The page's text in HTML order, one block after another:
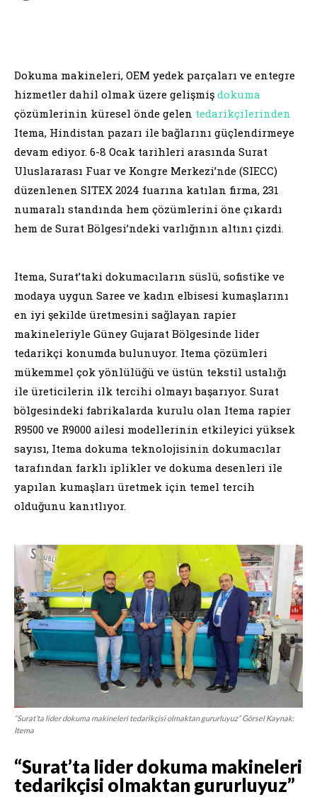
Dokuma makineleri, OEM yedek parçaları ve entegre
hizmetler dahil olmak üzere gelişmiş dokuma
çözümlerinin küresel önde gelen tedarikçilerinden
Itema, Hindistan pazarı ile bağlarını güçlendirmeye
devam ediyor. 6-8 Ocak tarihleri arasında Surat
Uluslararası Fuar ve Kongre Merkezi’nde (SIECC)
düzenlenen SITEX 2024 fuarına katılan firma, 231
numaralı standında hem çözümlerini öne çıkardı
hem de Surat Bölgesi’ndeki varlığının altını çizdi.
Itema, Surat’taki dokumacıların süslü, sofistike ve
modaya uygun Saree ve kadın elbisesi kumaşlarını
en iyi şekilde üretmesini sağlayan rapier
makineleriyle Güney Gujarat Bölgesinde lider
tedarikçi konumda bulunuyor. Itema çözümleri
mükemmel çok yönlülüğü ve üstün tekstil ustalığı
ile üreticilerin ilk tercihi olmayı başarıyor. Surat
bölgesindeki fabrikalarda kurulu olan Itema rapier
R9500 ve R9000 ailesi modellerinin etkileyici yüksek
sayısı, Itema dokuma teknolojisinin dokumacılar
tarafından farklı iplikler ve dokuma desenleri ile
yapılan kumaşları üretmek için temel tercih
olduğunu kanıtlıyor.
“Surat’ta lider dokuma makineleri tedarikçisi olmaktan gururluyuz” Görsel Kaynak:
Itema
“Surat’ta lider dokuma makineleri
tedarikçisi olmaktan gururluyuz”